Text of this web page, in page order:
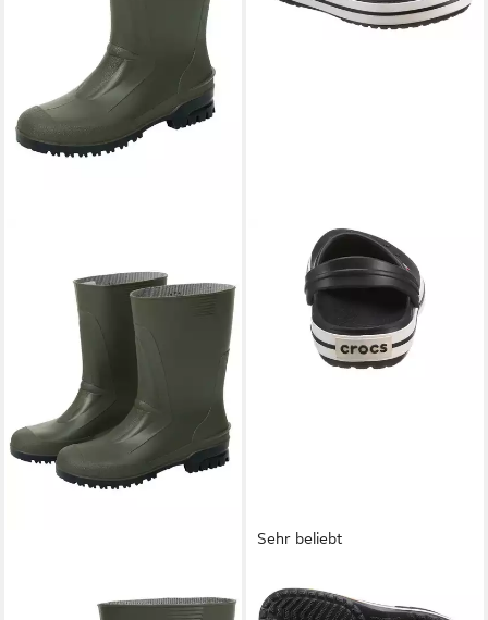
Idro-Low Gummistiefel
Sehr beliebt
Crocband Clog